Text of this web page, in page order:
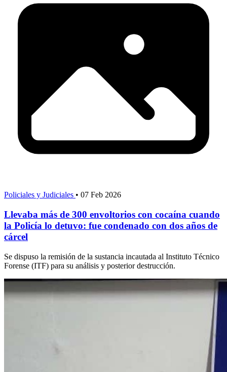
Policiales y Judiciales • 07 Feb 2026
Llevaba más de 300 envoltorios con cocaína cuando
la Policía lo detuvo: fue condenado con dos años de
cárcel
Se dispuso la remisión de la sustancia incautada al Instituto Técnico
Forense (ITF) para su análisis y posterior destrucción.